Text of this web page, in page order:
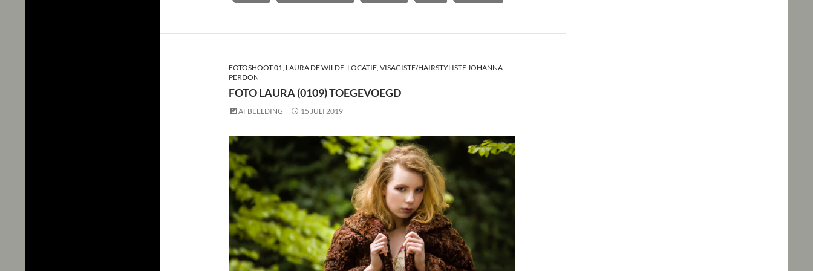
FOTOSHOOT 01, LAURA DE WILDE, LOCATIE, VISAGISTE/HAIRSTYLISTE JOHANNA
PERDON
FOTO LAURA (0109) TOEGEVOEGD
AFBEELDING 15 JULI 2019